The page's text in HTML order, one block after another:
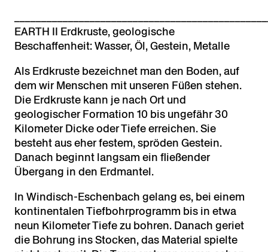
EARTH II Erdkruste, geologische
Beschaffenheit: Wasser, Öl, Gestein, Metalle
Als Erdkruste bezeichnet man den Boden, auf
dem wir Menschen mit unseren Füßen stehen.
Die Erdkruste kann je nach Ort und
geologischer Formation 10 bis ungefähr 30
Kilometer Dicke oder Tiefe erreichen. Sie
besteht aus eher festem, spröden Gestein.
Danach beginnt langsam ein fließender
Übergang in den Erdmantel.
In Windisch-Eschenbach gelang es, bei einem
kontinentalen Tiefbohrprogramm bis in etwa
neun Kilometer Tiefe zu bohren. Danach geriet
die Bohrung ins Stocken, das Material spielte